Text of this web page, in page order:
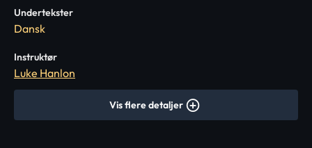
Undertekster
Dansk
Instruktør
Luke Hanlon
Vis flere detaljer